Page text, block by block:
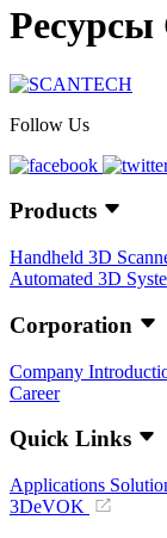
Ресурсы
Follow Us
Products
Handheld 3D
Automated 3D
Corporation
Company
Career
Quick Links
Applications
3DeVOK